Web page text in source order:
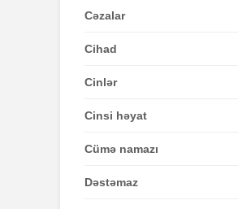
Cəzalar
Cihad
Cinlər
Cinsi həyat
Cümə namazı
Dəstəmaz